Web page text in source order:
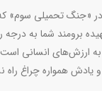
«جنگ تحمیلی سوم»
برومند شما به
ارزش‌های انسانی
همواره چراغ راه